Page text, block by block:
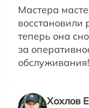
Мастера
теперь она
за
обслуживания!
Хохлов